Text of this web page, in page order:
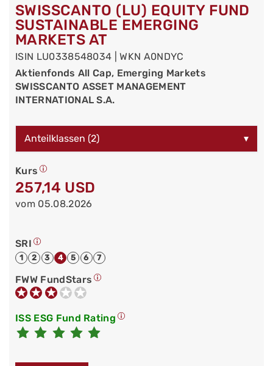
SWISSCANTO (LU) EQUITY FUND
SUSTAINABLE EMERGING
MARKETS AT
ISIN LU0338548034 | WKN A0NDYC
Aktienfonds All Cap, Emerging Markets
SWISSCANTO ASSET MANAGEMENT
INTERNATIONAL S.A.
Anteilklassen (2) ▾
Kurs
257,14 USD
vom 05.08.2026
SRI
1 2 3 4 5 6 7
FWW FundStars
ISS ESG Fund Rating